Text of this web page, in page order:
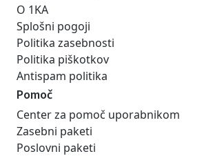
O 1KA
Splošni pogoji
Politika zasebnosti
Politika piškotkov
Antispam politika
Pomoč
Center za pomoč uporabnikom
Zasebni paketi
Poslovni paketi